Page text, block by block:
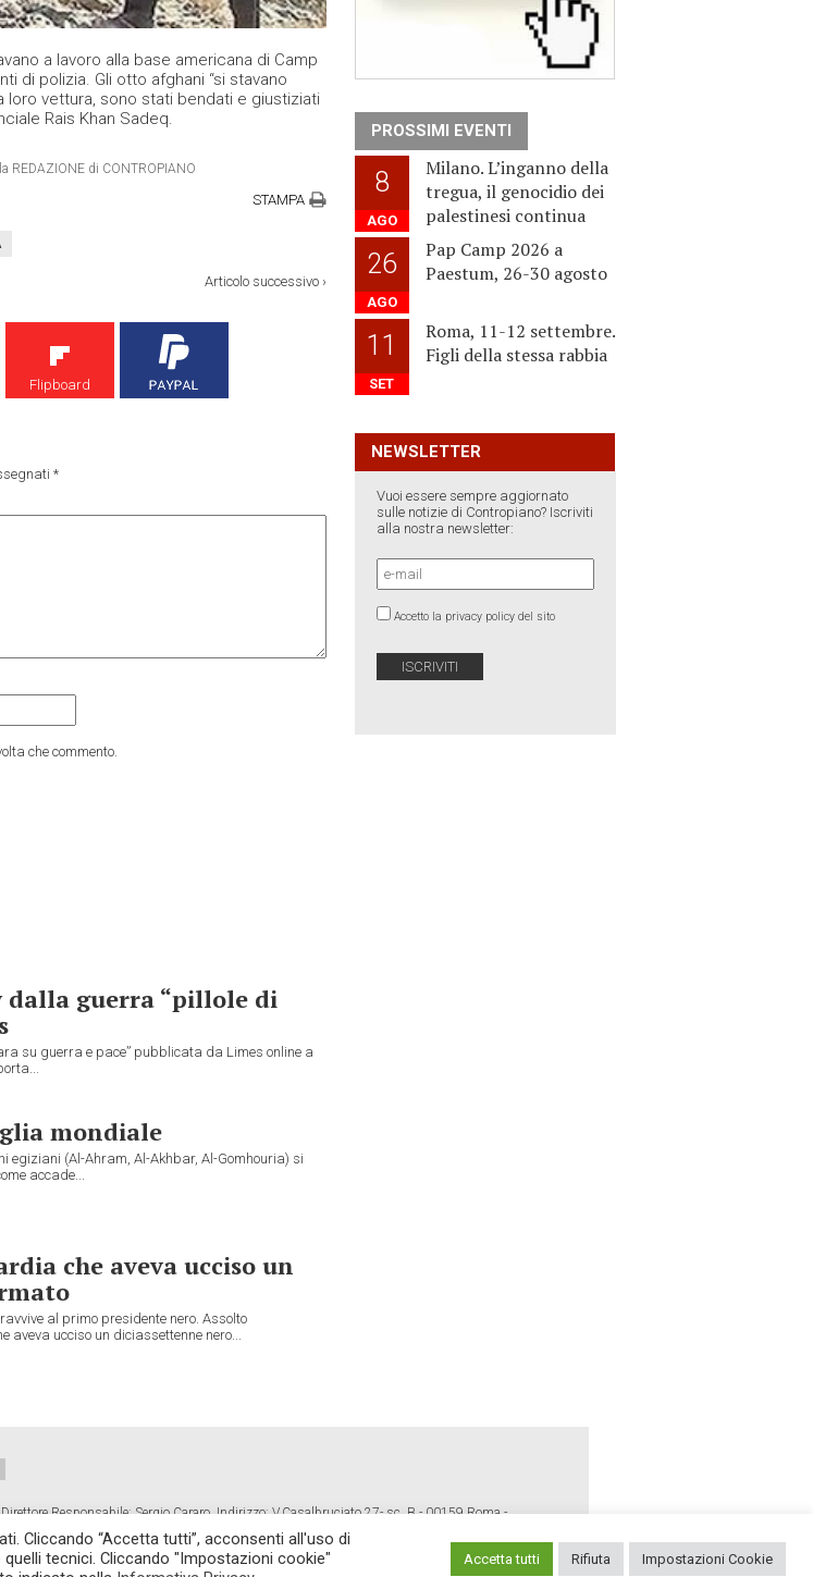
a lavoro alla base americana di Camp
di polizia. Gli otto afghani “si stavano
vettura, sono stati bendati e giustiziati
Rais Khan Sadeq.
REDAZIONE di CONTROPIANO
STAMPA
Articolo successivo ›
Flipboard
*
che commento.
dalla guerra “pillole di
su guerra e pace” pubblicata da Limes online a
mondiale
egiziani (Al-Ahram, Al-Akhbar, Al-Gomhouria) si
accade...
che aveva ucciso un
al primo presidente nero. Assolto
ucciso un diciassettenne nero...
PROSSIMI EVENTI
8
AGO
Milano. L’inganno della
tregua, il genocidio dei
palestinesi continua
26
AGO
Pap Camp 2026 a
Paestum, 26-30 agosto
11
SET
Roma, 11-12 settembre.
Figli della stessa rabbia
NEWSLETTER
Vuoi essere sempre aggiornato
sulle notizie di Contropiano? Iscriviti
alla nostra newsletter:
Accetto la privacy policy del sito
Responsabile: Sergio Cararo. Indirizzo: V.Casalbruciato 27- sc. B - 00159 Roma -
LINK CONSIGLIATI PRIVACY COOKIE POLICY
Cliccando “Accetta tutti”, acconsenti all'uso di
tecnici. Cliccando "Impostazioni cookie"
Accetta tutti Rifiuta Impostazioni Cookie